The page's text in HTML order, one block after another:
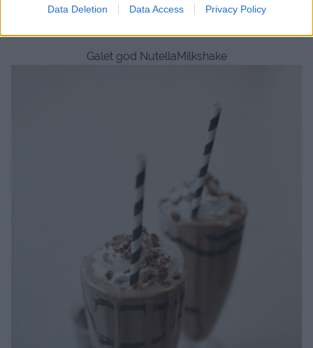
Data Deletion Data Access Privacy Policy
Galet god NutellaMilkshake